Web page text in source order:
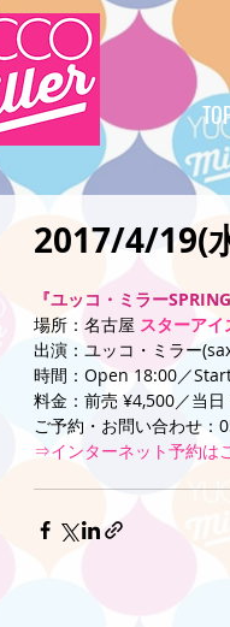
2017/4/19(
『ユッコ・ミラー
場所：名古屋 スターアイ
出演：ユッコ・ミラー
時間：Open 18:00／
料金：前売 ¥4,500／当
ご予約・お問い合わせ：
⇒インターネット予約は